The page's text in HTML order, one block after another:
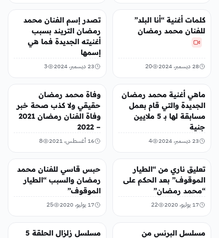
الفن
كلمات أغنية “أنا البلد”
للفنان محمد رمضان
28 ديسمبر، 2024 20
منوعات
تصدر إسم الفنان محمد
رمضان التريند بسبب
أغنيته الجديدة فما هي
إسمها
23 ديسمبر، 2024 3
تريندات
ماهي أغنية محمد رمضان
الجديدة والتي قام بعمل
مسابقة لها بـ 5 ملايين
جنية
23 ديسمبر، 2024 4
منوعات
وفاة محمد رمضان
حقيقي ولا كذب صحة خبر
وفاة الفنان رمضان 2021
– 2022
16 أغسطس، 2021 8
الفن
تعليق ناري من “الطيار
الموقوف” بعد الحكم على
“محمد رمضان”
17 يوليو، 2020 22
حبس قاسي للفنان محمد
رمضان والسبب “الطيار
الموقوف”
17 يوليو، 2020 25
مسلسل البرنس من
مسلسل زلزال الحلقة 5